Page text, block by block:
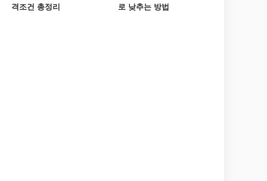
격조건 총정리
로 낮추는 방법